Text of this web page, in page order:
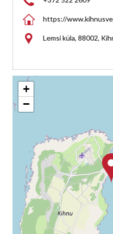
 https://
 Lemsi küla, 88002,
+
−